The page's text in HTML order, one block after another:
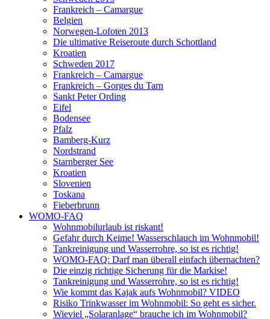
Frankreich – Camargue
Belgien
Norwegen-Lofoten 2013
Die ultimative Reiseroute durch Schottland
Kroatien
Schweden 2017
Frankreich – Camargue
Frankreich – Gorges du Tarn
Sankt Peter Ording
Eifel
Bodensee
Pfalz
Bamberg-Kurz
Nordstrand
Starnberger See
Kroatien
Slovenien
Toskana
Fieberbrunn
WOMO-FAQ
Wohnmobilurlaub ist riskant!
Gefahr durch Keime! Wasserschlauch im Wohnmobil!
Tankreinigung und Wasserrohre, so ist es richtig!
WOMO-FAQ: Darf man überall einfach übernachten?
Die einzig richtige Sicherung für die Markise!
Tankreinigung und Wasserrohre, so ist es richtig!
Wie kommt das Kajak aufs Wohnmobil? VIDEO
Risiko Trinkwasser im Wohnmobil: So geht es sicher.
Wieviel „Solaranlage“ brauche ich im Wohnmobil?